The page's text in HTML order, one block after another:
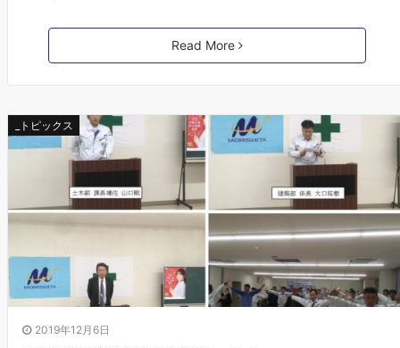
Read More
_トピックス
2019年12月6日